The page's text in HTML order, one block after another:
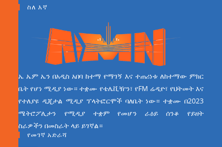
ስለ እኛ
ኤ ኤም ኤን በአዲስ አበባ ከተማ የማገኝ እና ተጠሪነቱ ለከተማው ምክር
ቤት የሆነ ሚዲያ ነው። ተቋሙ የቴሌቪዥን፣ የFM ሬዲዮ፣ የህትመት እና
የተለያዩ ዲጂታል ሚዲያ ፕላትፎርሞች ባለቤት ነው። ተቋሙ በ2023
ሜትሮፖሊታን የሚዲያ ተቋም የመሆን ራዕይ ሰንቆ የይዘት
ስራዎችን በመስራት ላይ ይገኛል።
የመገኛ አድራሻ